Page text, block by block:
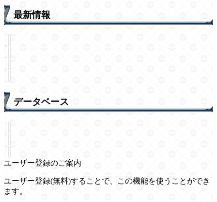
最新情報
データベース
ユーザー登録のご案内
ユーザー登録(無料)することで、この機能を使うことができ
ます。